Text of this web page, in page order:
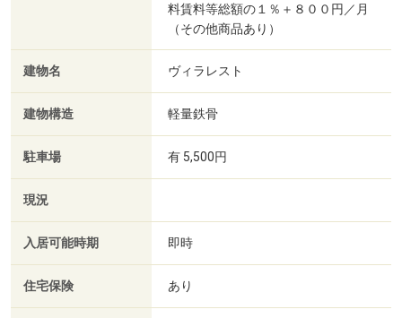
料賃料等総額の１％＋８００円／月
（その他商品あり）
建物名 ヴィラレスト
建物構造 軽量鉄骨
駐車場 有 5,500円
現況
入居可能時期 即時
住宅保険 あり